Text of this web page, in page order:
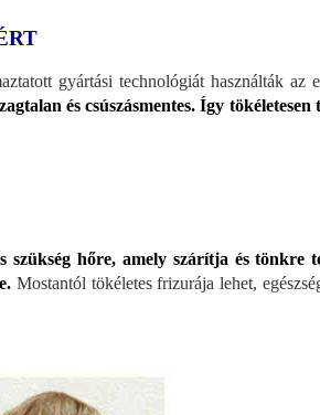
gyártási technológiát használták az
és csúszásmentes. Így tökéletesen
szükség hőre, amely szárítja és tönkre
Mostantól tökéletes frizurája lehet,